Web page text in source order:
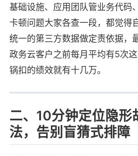
基础设施、应用团队管业务代码
卡顿问题大家各查一段，都觉得
统一的第三方数据做定责依据，
政务云客户之前每月平均有5次
锅扣的绩效就有十几万。
二、10分钟定位隐形
法，告别盲猜式排障